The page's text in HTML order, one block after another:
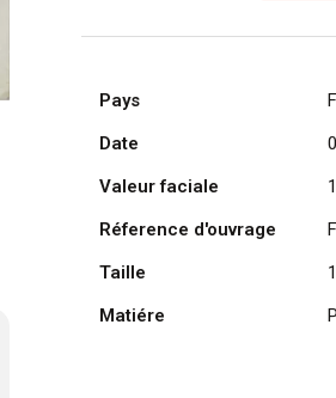
de
Pays
Date
Valeur faciale
Réference d'ouvrage
Taille
Matiére